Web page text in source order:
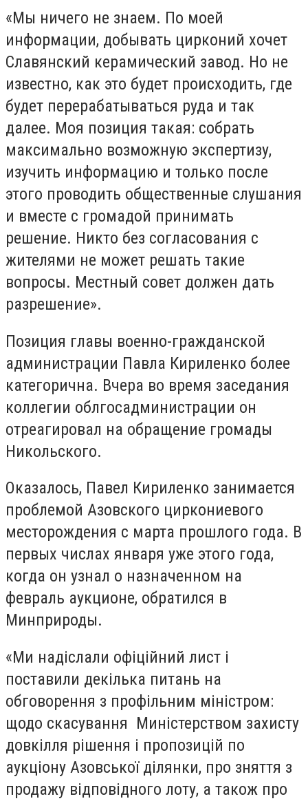
«Мы ничего не знаем. По моей
информации, добывать цирконий хочет
Славянский керамический завод. Но не
известно, как это будет происходить, где
будет перерабатываться руда и так
далее. Моя позиция такая: собрать
максимально возможную экспертизу,
изучить информацию и только после
этого проводить общественные слушания
и вместе с громадой принимать
решение. Никто без согласования с
жителями не может решать такие
вопросы. Местный совет должен дать
разрешение».
Позиция главы военно-гражданской
администрации Павла Кириленко более
категорична. Вчера во время заседания
коллегии облгосадминистрации он
отреагировал на обращение громады
Никольского.
Оказалось, Павел Кириленко занимается
проблемой Азовского циркониевого
месторождения с марта прошлого года. В
первых числах января уже этого года,
когда он узнал о назначенном на
февраль аукционе, обратился в
Минприроды.
«Ми надіслали офіційний лист і
поставили декілька питань на
обговорення з профільним міністром:
щодо скасування Миністерством захисту
довкілля рішення і пропозицій по
аукціону Азовської ділянки, про зняття з
продажу відповідного лоту, а також про